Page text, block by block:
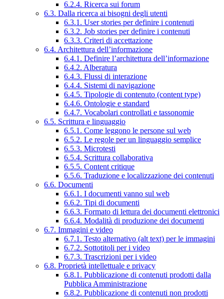
6.2.4. Ricerca sui forum
6.3. Dalla ricerca ai bisogni degli utenti
6.3.1. User stories per definire i contenuti
6.3.2. Job stories per definire i contenuti
6.3.3. Criteri di accettazione
6.4. Architettura dell’informazione
6.4.1. Definire l’architettura dell’informazione
6.4.2. Alberatura
6.4.3. Flussi di interazione
6.4.4. Sistemi di navigazione
6.4.5. Tipologie di contenuto (content type)
6.4.6. Ontologie e standard
6.4.7. Vocabolari controllati e tassonomie
6.5. Scrittura e linguaggio
6.5.1. Come leggono le persone sul web
6.5.2. Le regole per un linguaggio semplice
6.5.3. Microtesti
6.5.4. Scrittura collaborativa
6.5.5. Content critique
6.5.6. Traduzione e localizzazione dei contenuti
6.6. Documenti
6.6.1. I documenti vanno sul web
6.6.2. Tipi di documenti
6.6.3. Formato di lettura dei documenti elettronici
6.6.4. Modalità di produzione dei documenti
6.7. Immagini e video
6.7.1. Testo alternativo (alt text) per le immagini
6.7.2. Sottotitoli per i video
6.7.3. Trascrizioni per i video
6.8. Proprietà intellettuale e privacy
6.8.1. Pubblicazione di contenuti prodotti dalla
Pubblica Amministrazione
6.8.2. Pubblicazione di contenuti non prodotti